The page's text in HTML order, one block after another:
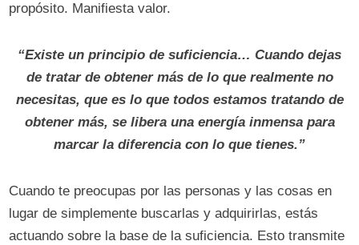
propósito. Manifiesta valor.
“Existe un principio de suficiencia… Cuando dejas
de tratar de obtener más de lo que realmente no
necesitas, que es lo que todos estamos tratando de
obtener más, se libera una energía inmensa para
marcar la diferencia con lo que tienes.”
Cuando te preocupas por las personas y las cosas en
lugar de simplemente buscarlas y adquirirlas, estás
actuando sobre la base de la suficiencia. Esto transmite